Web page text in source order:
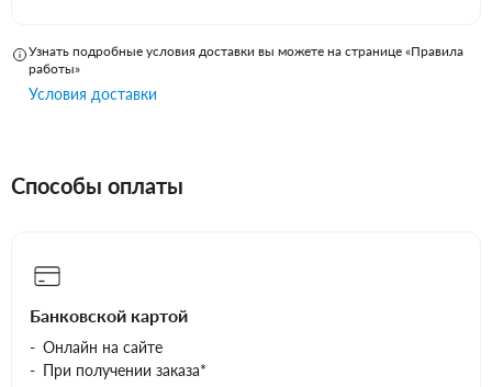
Узнать подробные условия доставки вы можете на странице «Правила
работы»
Условия доставки
Способы оплаты
Банковской картой
Онлайн на сайте
При получении заказа*